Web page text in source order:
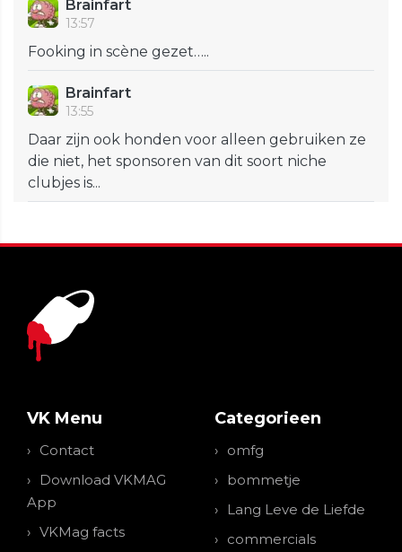
Brainfart
13:57
Fooking in scène gezet…..
Brainfart
13:55
Daar zijn ook honden voor alleen gebruiken ze
die niet, het sponsoren van dit soort niche
clubjes is...
VK Menu
Contact
Download VKMAG
App
VKMag facts
Categorieen
omfg
bommetje
Lang Leve de Liefde
commercials